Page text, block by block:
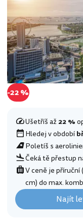
-22 %
Ušetříš až22 %
Hledej v období
Poletíš s
Čeká tě přestup
V ceně je příruční
cm) do max.
Najít